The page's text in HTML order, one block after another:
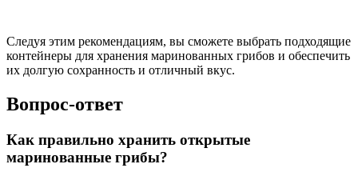
Следуя этим рекомендациям, вы сможете выбрать подходящие
контейнеры для хранения маринованных грибов и обеспечить
их долгую сохранность и отличный вкус.
Вопрос-ответ
Как правильно хранить открытые
маринованные грибы?